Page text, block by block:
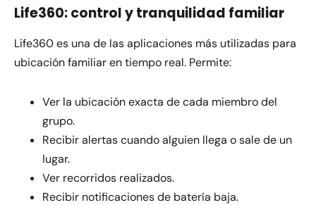
Life360: control y tranquilidad familiar
Life360 es una de las aplicaciones más utilizadas para
ubicación familiar en tiempo real. Permite:
Ver la ubicación exacta de cada miembro del
grupo.
Recibir alertas cuando alguien llega o sale de un
lugar.
Ver recorridos realizados.
Recibir notificaciones de batería baja.